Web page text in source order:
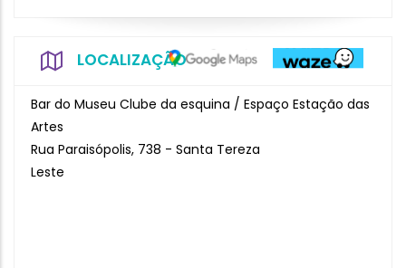
LOCALIZAÇÃO
Bar do Museu Clube da esquina / Espaço Estação das
Artes
Rua Paraisópolis, 738 - Santa Tereza
Leste